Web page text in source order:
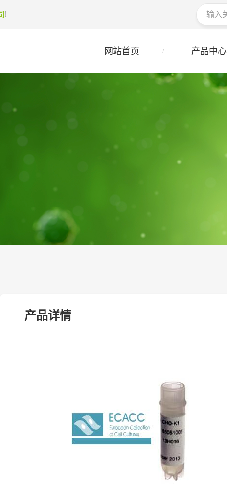
!
网站首页 产品中心
产品详情